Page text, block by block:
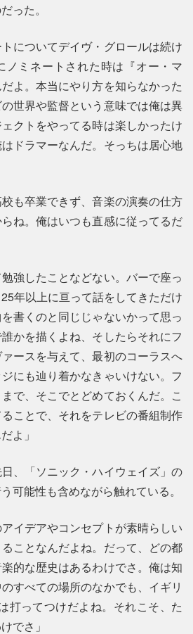
った。
についてデイヴ・グロールは続け
ノミネートされた時は『オー・マ
よ。本当にやり方を知らなかった
世界や監督という意味では俺は異
クトをやってる時は楽しかったけ
ドラマーなんだ。そっちは居心地
校も卒業できず、音楽の演奏の仕方
ね。俺はいつも直感に従ってるだ
勉強したことなどない。バーで座っ
年以上に亘って話をしてきただけ
書くのと同じじゃないかって思っ
かを描くよね、そしたらそれにフ
ースを与えて、最初のコーラスへ
にも辿り着かなきゃいけない。フ
で、そこでとどめておくんだ。こ
ことで、それをテレビの番組制作
よ」
、「ソニック・ハイウェイズ」の
可能性も含めながら触れている。
アイデアやコンセプトが素晴らしい
ことなんだよね。だって、どの都
的な歴史はあるわけでさ。俺は知
すべての場所のなかでも、イギリ
打ってつけだよね。それこそ、た
でさ」